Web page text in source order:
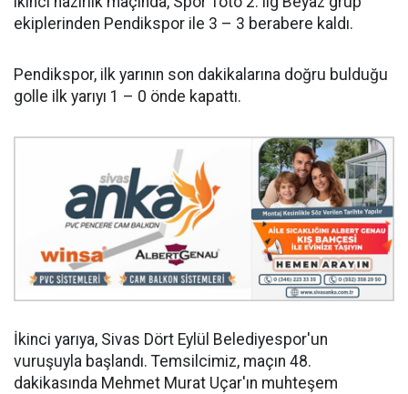
ekiplerinden Pendikspor ile 3 – 3 berabere kaldı.
Pendikspor, ilk yarının son dakikalarına doğru bulduğu
golle ilk yarıyı 1 – 0 önde kapattı.
İkinci yarıya, Sivas Dört Eylül Belediyespor'un
vuruşuyla başlandı. Temsilcimiz, maçın 48.
dakikasında Mehmet Murat Uçar'ın muhteşem